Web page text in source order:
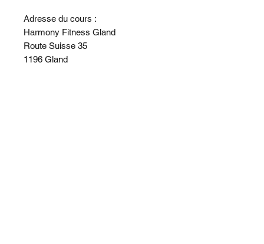
Adresse du cours :
Harmony Fitness Gland
Route Suisse 35
1196 Gland